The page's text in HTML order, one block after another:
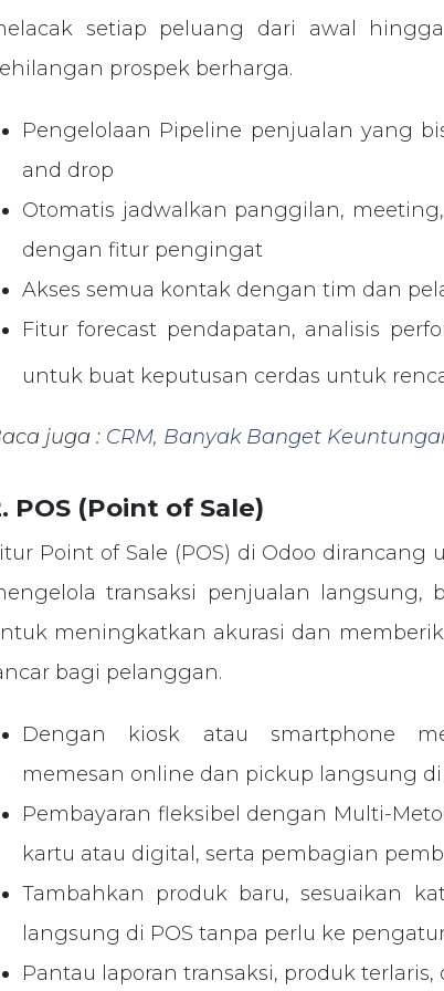
setiap peluang dari awal
prospek berharga.
Pengelolaan Pipeline penjualan yang
and drop
Otomatis jadwalkan panggilan,
dengan fitur pengingat
Akses semua kontak dengan tim dan
Fitur forecast pendapatan, analisis
untuk buat keputusan cerdas untuk
juga : CRM, Banyak Banget
POS (Point of Sale)
Point of Sale (POS) di Odoo
transaksi penjualan
meningkatkan akurasi dan
bagi pelanggan.
Dengan kiosk atau smartphone
memesan online dan pickup langsung
Pembayaran fleksibel dengan Multi-
kartu atau digital, serta pembagian
Tambahkan produk baru, sesuaikan
langsung di POS tanpa perlu ke
Pantau laporan transaksi, produk